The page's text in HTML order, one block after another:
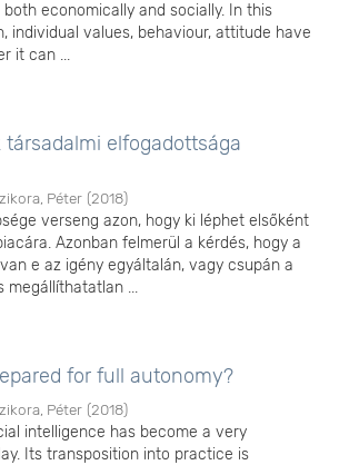
economically and socially. In this
individual values, behaviour, attitude have
it can ...
elfogadottsága
Péter (2018)
verseng azon, hogy ki léphet elsőként
Azonban felmerül a kérdés, hogy a
e az igény egyáltalán, vagy csupán a
megállíthatatlan ...
for full autonomy?
Péter (2018)
intelligence has become a very
Its transposition into practice is